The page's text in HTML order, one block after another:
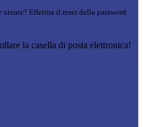
Effettua il reset della password
la casella di posta elettronica!